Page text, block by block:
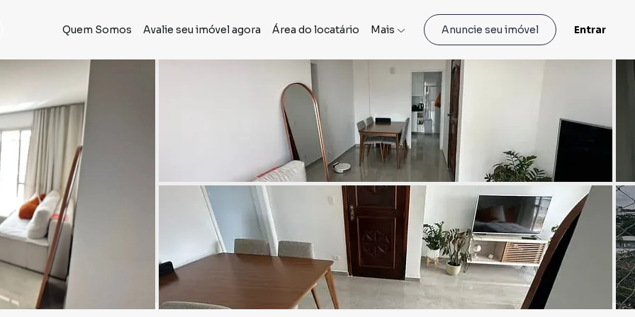
Quem Somos Avalie seu imóvel agora Área do locatário Mais Anuncie seu imóvel Entrar